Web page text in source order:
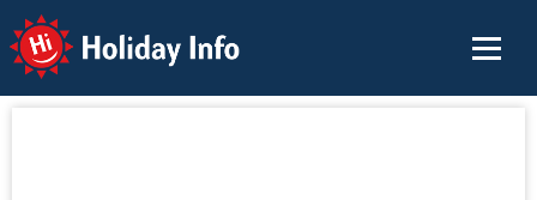
Holiday Info